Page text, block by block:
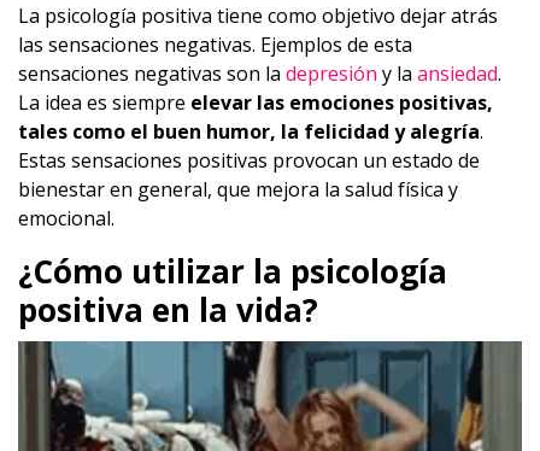
La psicología positiva tiene como objetivo dejar atrás
las sensaciones negativas. Ejemplos de esta
sensaciones negativas son la depresión y la ansiedad.
La idea es siempre elevar las emociones positivas,
tales como el buen humor, la felicidad y alegría.
Estas sensaciones positivas provocan un estado de
bienestar en general, que mejora la salud física y
emocional.
¿Cómo utilizar la psicología
positiva en la vida?